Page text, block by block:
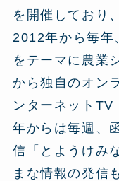
を開催しており
2012年から毎年
をテーマに農業
から独自のオン
ンターネット
年からは毎週、
信「とようけみ
まな情報の発信